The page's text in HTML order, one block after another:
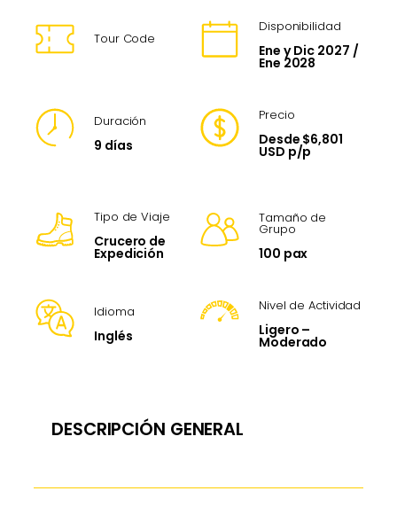
Tour Code
Disponibilidad
Ene y Dic 2027 /
Ene 2028
Duración
9 días
Precio
Desde $6,801
USD p/p
Tipo de Viaje
Crucero de
Expedición
Tamaño de
Grupo
100 pax
Idioma
Inglés
Nivel de Actividad
Ligero –
Moderado
DESCRIPCIÓN GENERAL